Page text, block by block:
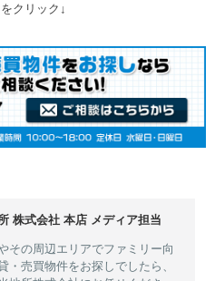
クリック↓
株式会社 本店 メディア担当
その周辺エリアでファミリー向
・売買物件をお探しでしたら、